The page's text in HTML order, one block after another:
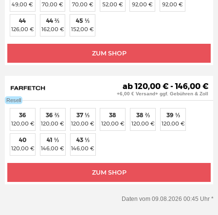
ZUM SHOP
49,00 € 70,00 € 70,00 € 52,00 € 92,00 € 92,00 €
44
126,00 €
44 ⅔
162,00 €
45 ⅓
152,00 €
Resell
ab 120,00 € - 146,00 €
+6,00 € Versand+ ggf. Gebühren & Zoll
ZUM SHOP
36
120,00 €
36 ⅔
120,00 €
37 ⅓
120,00 €
38
120,00 €
38 ⅔
120,00 €
39 ⅓
120,00 €
40
120,00 €
41 ⅓
146,00 €
43 ⅓
146,00 €
Daten vom 09.08.2026 00:45 Uhr *